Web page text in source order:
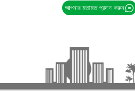
আপনার মতামত প্রদান করুন